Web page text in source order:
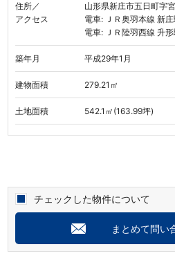
住所／
アクセス
山形県新庄市五日町字
電車: ＪＲ奥羽本線 新
電車: ＪＲ陸羽西線 升
築年月 平成29年1月
建物面積 279.21㎡
土地面積 542.1㎡(163.99坪)
チェックした物件について
まとめて問い